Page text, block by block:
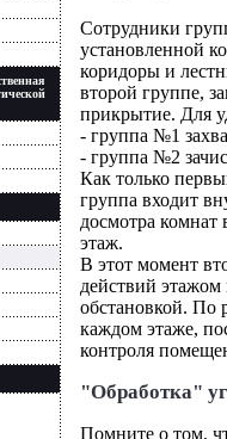
Сотрудники
установленной
коридоры и
второй группе,
прикрытие. Для
- группа №1
- группа №2
Как только
группа входит
досмотра комнат
этаж.
В этот момент
действий
обстановкой. По
каждом этаже,
контроля
"Обработка"
Помните о том,